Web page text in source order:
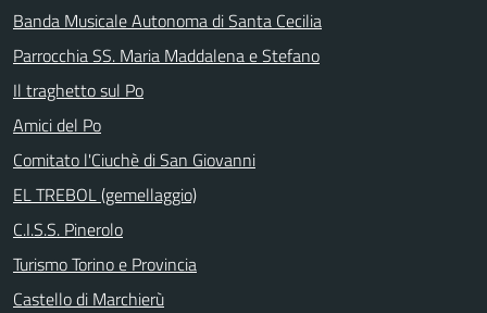
Banda Musicale Autonoma di Santa Cecilia
Parrocchia SS. Maria Maddalena e Stefano
Il traghetto sul Po
Amici del Po
Comitato l'Ciuchè di San Giovanni
EL TREBOL (gemellaggio)
C.I.S.S. Pinerolo
Turismo Torino e Provincia
Castello di Marchierù